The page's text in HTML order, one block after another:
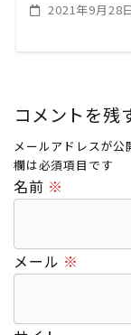
2021年9月28
コメントを残
メールアドレスが公
欄は必須項目です
名前 ※
メール ※